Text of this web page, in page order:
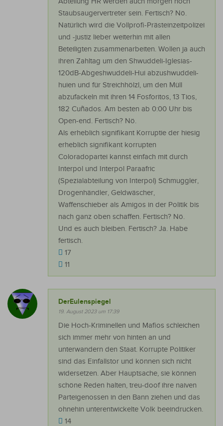
Staubsaugervertreter sein. Fertisch? Nö.
Natürlich wird die Vollprofi-Prästeinzeitpolizei
und -justiz lieber weiterhin mit allen
Beteiligten zusammenarbeiten. Wollen ja auch
ihren Zahltag um den Shwuddeli-Iglesias-
120dB-Abgeshwuddeli-Hui abzushwuddeli-
huien und für Streichhölzl, um den Müll
abzufackeln mit ihren 14 Fosforitos, 13 Tios,
182 Cuñados. Am besten ab 0:00 Uhr bis
Open-end. Fertisch? Nö.
Als erheblich signifikant Korruptie der hiesig
erheblich signifikant korrupten
Coloradopartei kannst einfach mit durch
Interpol und Interpol Paraafric
(Spezialabteilung von Interpol) Schmuggler,
Drogenhändler, Geldwäscher,
Waffenschieber als Amigos in der Politik bis
nach ganz oben schaffen. Fertisch? Nö.
Und es auch bleiben. Fertisch? Ja. Habe
fertisch.
17
11
DerEulenspiegel
19. August 2023 um 17:39
Die Hoch-Kriminellen und Mafios schleichen
sich immer mehr von hinten an und
unterwandern den Staat. Korrupte Politiker
sind das Einfallstor und können sich nicht
widersetzen. Aber Hauptsache, sie können
schöne Reden halten, treu-doof ihre naiven
Parteigenossen in den Bann ziehen und das
ohnehin unterentwickelte Volk beeindrucken.
14